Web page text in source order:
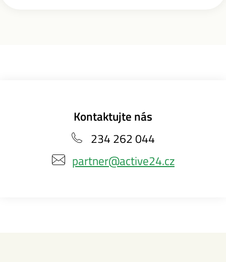
Kontaktujte nás
234 262 044
partner@active24.cz